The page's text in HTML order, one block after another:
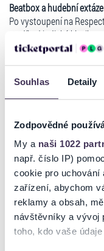
Souhlas Detaily
Zodpovědné
My a naši 1022
např. číslo IP)
cookie pro uchování
zařízení, abychom
reklamy a obsah,
návštěvníky a vývoj
toho, kdo vaše
Beatbox a hudební
Po vystoupení na
rozdíl od indické klasiky
plnou vášně a syrové
indické harmonium i
spektrum lidových i
klany dědičných
společenských kast. Na
strhující na první
jsou nejvýznamnějšími
podle domovského
extázi navádějící zpěv
pro Rajasthan typická
rozšiřuje indická varianta